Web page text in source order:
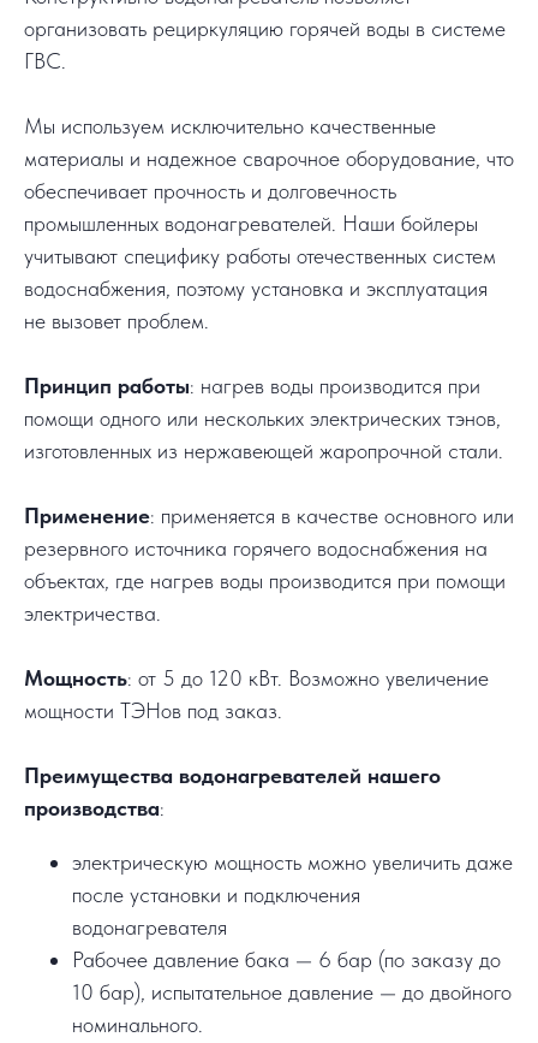
организовать рециркуляцию горячей воды в системе
ГВС.
Мы используем исключительно качественные
материалы и надежное сварочное оборудование, что
обеспечивает прочность и долговечность
промышленных водонагревателей. Наши бойлеры
учитывают специфику работы отечественных систем
водоснабжения, поэтому установка и эксплуатация
не вызовет проблем.
Принцип работы: нагрев воды производится при
помощи одного или нескольких электрических тэнов,
изготовленных из нержавеющей жаропрочной стали.
Применение: применяется в качестве основного или
резервного источника горячего водоснабжения на
объектах, где нагрев воды производится при помощи
электричества.
Мощность: от 5 до 120 кВт. Возможно увеличение
мощности ТЭНов под заказ.
Преимущества водонагревателей нашего
производства:
электрическую мощность можно увеличить даже
после установки и подключения
водонагревателя
Рабочее давление бака — 6 бар (по заказу до
10 бар), испытательное давление — до двойного
номинального.